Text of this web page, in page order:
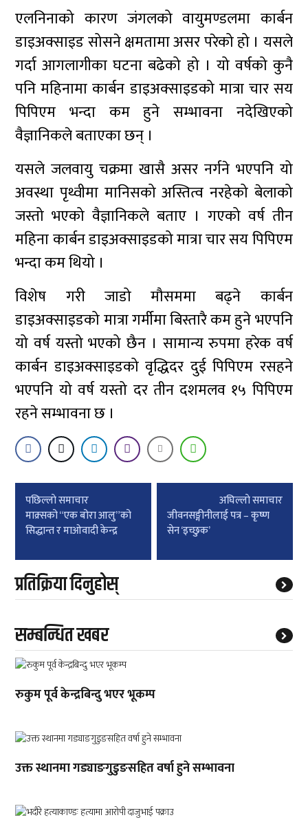
एलनिनाको कारण जंगलको वायुमण्डलमा कार्बन
डाइअक्साइड सोसने क्षमतामा असर परेको हो । यसले
गर्दा आगलागीका घटना बढेको हो । यो वर्षको कुनै
पनि महिनामा कार्बन डाइअक्साइडको मात्रा चार सय
पिपिएम भन्दा कम हुने सम्भावना नदेखिएको
वैज्ञानिकले बताएका छन् ।
यसले जलवायु चक्रमा खासै असर नर्गने भएपनि यो
अवस्था पृथ्वीमा मानिसको अस्तित्व नरहेको बेलाको
जस्तो भएको वैज्ञानिकले बताए । गएको वर्ष तीन
महिना कार्बन डाइअक्साइडको मात्रा चार सय पिपिएम
भन्दा कम थियो ।
विशेष गरी जाडो मौसममा बढ्ने कार्बन
डाइअक्साइडको मात्रा गर्मीमा बिस्तारै कम हुने भएपनि
यो वर्ष यस्तो भएको छैन । सामान्य रुपमा हरेक वर्ष
कार्बन डाइअक्साइडको वृद्धिदर दुई पिपिएम रसहने
भएपनि यो वर्ष यस्तो दर तीन दशमलव १५ पिपिएम
रहने सम्भावना छ ।
Post
navigation
पछिल्लाे समाचार
माक्र्सको “एक बोरा आलु”को
सिद्धान्त र माओवादी केन्द्र
अघिल्लाे समाचार
जीवनसङ्गीनीलाई पत्र – कृष्ण
सेन ‘इच्छुक’
प्रतिक्रिया दिनुहोस्
सम्बन्धित खबर
रुकुम पूर्व केन्द्रबिन्दु भएर भूकम्प
उक्त स्थानमा गड्याङगुडुङसहित वर्षा हुने सम्भावना